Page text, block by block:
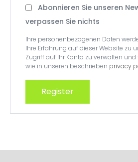
Abonnieren Sie unseren
verpassen Sie nichts
Ihre personenbezogenen Daten
Ihre Erfahrung auf dieser Website zu
Zugriff auf Ihr Konto zu verwalten und
wie in unseren beschrieben privacy
Register